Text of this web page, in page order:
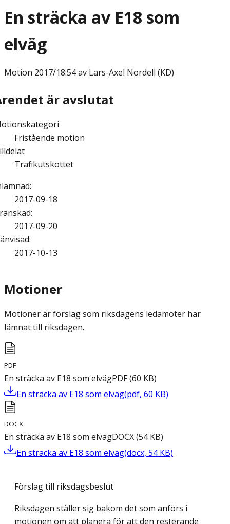
En sträcka av E18 som
elväg
Motion 2017/18:54 av Lars-Axel Nordell (KD)
är avslutat
Fristående motion
Trafikutskottet
:
2017-09-18
:
2017-09-20
:
2017-10-13
Motioner
Motioner är förslag som riksdagens ledamöter har
lämnat till riksdagen.
PDF
En sträcka av E18 som elvägPDF(60 KB)
En sträcka av E18 som elväg(pdf, 60 KB)
DOCX
En sträcka av E18 som elvägDOCX(54 KB)
En sträcka av E18 som elväg(docx, 54 KB)
Förslag till riksdagsbeslut
Riksdagen ställer sig bakom det som anförs i
motionen om att planera för att den resterande